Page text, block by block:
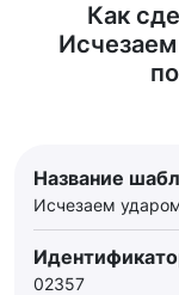
Как
Название
Исчезаем
02357